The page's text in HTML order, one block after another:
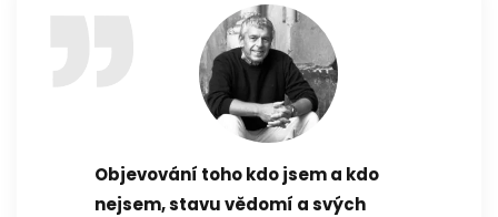
Objevování toho kdo jsem a kdo
nejsem, stavu vědomí a svých